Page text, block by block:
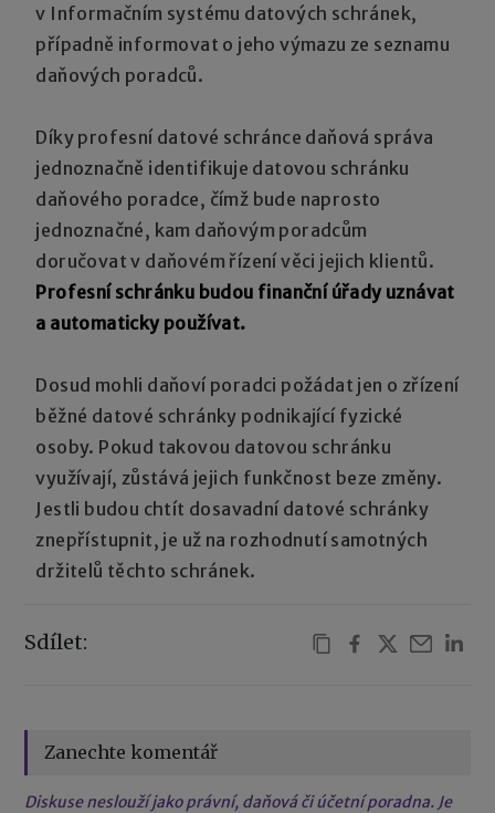
v Informačním systému datových schránek,
případně informovat o jeho výmazu ze seznamu
daňových poradců.
Díky profesní datové schránce daňová správa
jednoznačně identifikuje datovou schránku
daňového poradce, čímž bude naprosto
jednoznačné, kam daňovým poradcům
doručovat v daňovém řízení věci jejich klientů.
Profesní schránku budou finanční úřady uznávat
a automaticky používat.
Dosud mohli daňoví poradci požádat jen o zřízení
běžné datové schránky podnikající fyzické
osoby. Pokud takovou datovou schránku
využívají, zůstává jejich funkčnost beze změny.
Jestli budou chtít dosavadní datové schránky
znepřístupnit, je už na rozhodnutí samotných
držitelů těchto schránek.
Sdílet:
Zanechte komentář
Diskuse neslouží jako právní, daňová či účetní poradna. Je